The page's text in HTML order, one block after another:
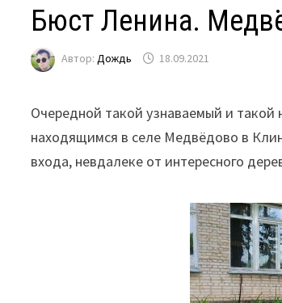
Бюст Ленина.
Автор:Дождь 18.09.2021
Очередной такой узнаваемый и такой
находящимся в селе Медвёдово в
входа, невдалеке от интересного